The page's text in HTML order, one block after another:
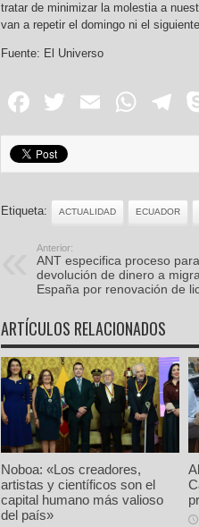
tratar de minimizar la molestia a
van a repetir el domingo ni el
Fuente: El Universo
Facebook
Twitter
Email
Etiqueta: ACTUALIDAD ECUADOR
Anterior:
ANT especifica proceso para
devolución de dinero a
España por renovación de
ARTÍCULOS RELACIONADOS
Noboa: «Los creadores,
artistas y científicos son el
capital humano más valioso
del país»